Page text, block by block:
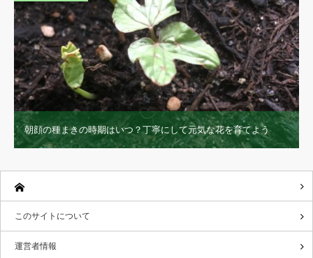
朝顔の種まきの時期はいつ？丁寧にして元気な花を育てよう
このサイトについて
運営者情報